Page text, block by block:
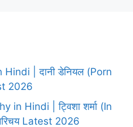
| दानी डेनियल (Porn
2026
in Hindi | ट्विशा शर्मा (In
Latest 2026